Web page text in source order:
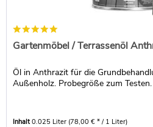
Gartenmöbel / Terrassenöl
Öl in Anthrazit für die
Außenholz. Probegröße zum Testen.
Inhalt0.025 Liter (78,00 € * / 1 Liter)